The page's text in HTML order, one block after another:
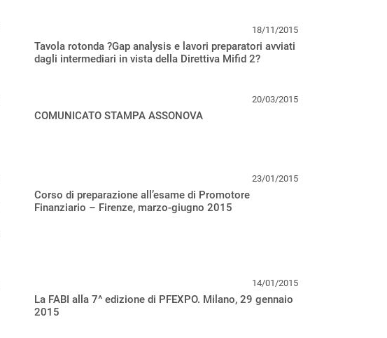
18/11/2015
Tavola rotonda ?Gap analysis e lavori preparatori avviati
dagli intermediari in vista della Direttiva Mifid 2?
20/03/2015
COMUNICATO STAMPA ASSONOVA
23/01/2015
Corso di preparazione all’esame di Promotore
Finanziario – Firenze, marzo-giugno 2015
14/01/2015
La FABI alla 7^ edizione di PFEXPO. Milano, 29 gennaio
2015